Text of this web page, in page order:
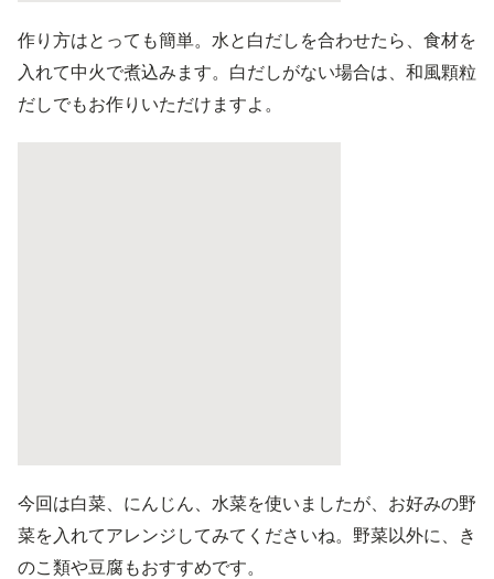
作り方はとっても簡単。水と白だしを合わせたら、食材を
入れて中火で煮込みます。白だしがない場合は、和風顆粒
だしでもお作りいただけますよ。
今回は白菜、にんじん、水菜を使いましたが、お好みの野
菜を入れてアレンジしてみてくださいね。野菜以外に、き
のこ類や豆腐もおすすめです。